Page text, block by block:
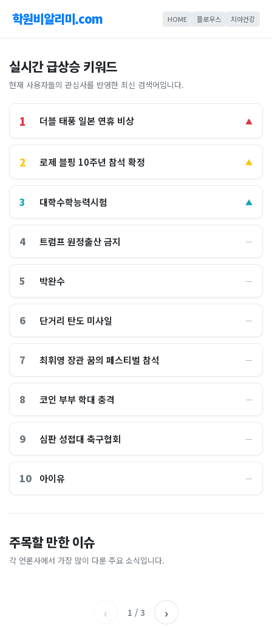
학원비알리미.com HOME 플로우스 치아건강
실시간 급상승 키워드
현재 사용자들의 관심사를 반영한 최신 검색어입니다.
1 더블 태풍 일본 연휴 비상 ▲
2 로제 블핑 10주년 참석 확정 ▲
3 대학수학능력시험 ▲
4 트럼프 원정출산 금지 ―
5 박완수 ―
6 단거리 탄도 미사일 ―
7 최휘영 장관 꿈의 페스티벌 참석 ―
8 코인 부부 학대 충격 ―
9 심판 성접대 축구협회 ―
10 아이유 ―
주목할 만한 이슈
각 언론사에서 가장 많이 다룬 주요 소식입니다.
이 대통령 사관학교 통합 발언
에…“서울대 법대·충암고도
없애나”
채널A
라 출렁이는 日증시
아시아경제
총리 영상에 "대체 뭐냐" 발
칵‥日 배우도 "미친 짓"
실체, 은밀하게…[중국나라]
‹ 1 / 3 ›